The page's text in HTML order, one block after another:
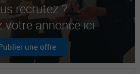
recrutez ?
votre annonce ici
une offre